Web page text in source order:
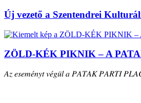
Új vezető a Szentendrei
ZÖLD-KÉK PIKNIK – A
𝐴𝑧 𝑒𝑠𝑒𝑚𝑒́𝑛𝑦𝑡 𝑣𝑒́𝑔𝑢̈𝑙 𝑎 𝑃𝐴𝑇𝐴𝐾 𝑃𝐴𝑅𝑇𝐼